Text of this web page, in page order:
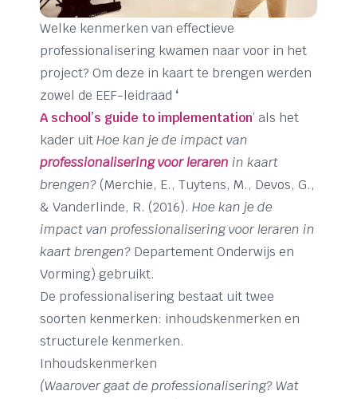
Welke kenmerken van effectieve
professionalisering kwamen naar voor in het
project? Om deze in kaart te brengen werden
zowel de EEF-leidraad ‘
A school’s guide to implementation’ als het
kader uitHoe kan je de impact van
professionalisering voor leraren in kaart
brengen? (Merchie, E., Tuytens, M., Devos, G.,
& Vanderlinde, R. (2016). Hoe kan je de
impact van professionalisering voor leraren in
kaart brengen? Departement Onderwijs en
Vorming) gebruikt.
De professionalisering bestaat uit twee
soorten kenmerken: inhoudskenmerken en
structurele kenmerken.
Inhoudskenmerken
(Waarover gaat de professionalisering? Wat